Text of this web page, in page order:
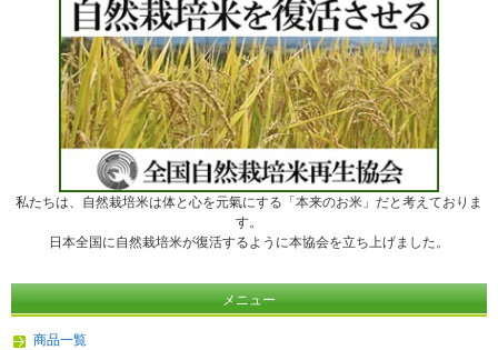
私たちは、自然栽培米は体と心を元氣にする「本来のお米」だと考えておりま
す。
日本全国に自然栽培米が復活するように本協会を立ち上げました。
メニュー
商品一覧